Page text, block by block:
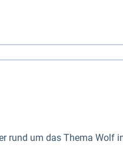
vor Sturmfluten, zu
durch Widmung,
rund um das Thema Wolf